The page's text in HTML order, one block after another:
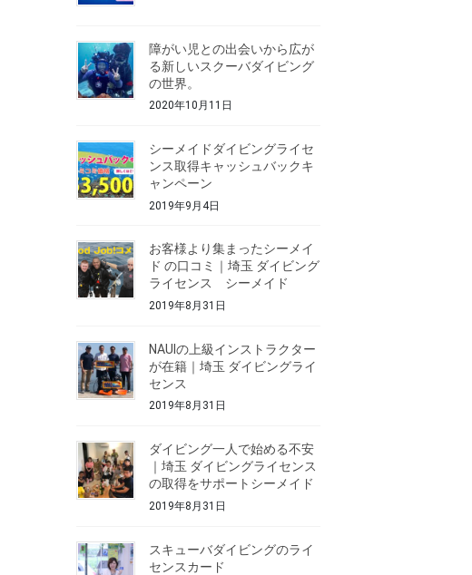
障がい児との出会いから広が
る新しいスクーバダイビング
の世界。
2020年10月11日
シーメイドダイビングライセ
ンス取得キャッシュバックキ
ャンペーン
2019年9月4日
お客様より集まったシーメイ
ド の口コミ｜埼玉 ダイビング
ライセンス シーメイド
2019年8月31日
NAUIの上級インストラクター
が在籍｜埼玉 ダイビングライ
センス
2019年8月31日
ダイビング一人で始める不安
｜埼玉 ダイビングライセンス
の取得をサポートシーメイド
2019年8月31日
スキューバダイビングのライ
センスカード